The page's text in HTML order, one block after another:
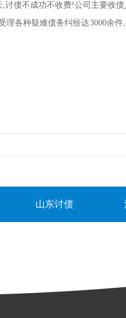
债不成功不收费!公司主要收
各种疑难债务纠纷达3000余
山东讨债